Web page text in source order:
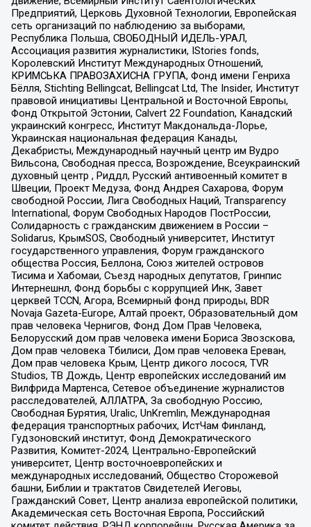
Предприятий, Церковь Духовной Технологии, Европейская
сеть организаций по наблюдению за выборами,
Республика Польша, СВОБОДНЫЙ ИДЕЛЬ-УРАЛ,
Ассоциация развития журналистики, IStories fonds,
Королевский Институт Международных Отношений,
КРИМСЬКА ПРАВОЗАХИСНА ГРУПА, Фонд имени Генриха
Бёлля, Stichting Bellingcat, Bellingcat Ltd, The Insider, Институт
правовой инициативы Центральной и Восточной Европы,
Фонд Открытой Эстонии, Calvert 22 Foundation, Канадский
украинский конгресс, Институт Макдональда-Лорье,
Украинская национальная федерация Канады,
Декабристы, Международный научный центр им Вудро
Вильсона, Свободная пресса, Возрождение, Всеукраинский
духовный центр , Риддл, Русский антивоенный комитет в
Швеции, Проект Медуза, Фонд Андрея Сахарова, Форум
свободной России, Лига Свободных Наций, Transparеncy
International, Форум Свободных Народов ПостРоссии,
Солидарность с гражданским движением в России –
Solidarus, КрымSOS, Свободный университет, Институт
государственного управления, Форум гражданского
общества Россия, Беллона, Союз жителей островов
Тисима и Хабомаи, Съезд народных депутатов, Гринпис
Интернешнл, Фонд борьбы с коррупцией Инк, Завет
церквей TCCN, Агора, Всемирный фонд природы, BDR
Novaja Gazeta-Europe, Алтай проект, Образовательный дом
прав человека Чернигов, Фонд Дом Прав Человека,
Белорусский дом прав человека имени Бориса Звозскова,
Дом прав человека Тбилиси, Дом прав человека Ереван,
Дом прав человека Крым, Центр дикого лосося, TVR
Studios, ТВ Дождь, Центр европейских исследований им
Вилфрида Мартенса, Сетевое объединение журналистов
расследователей, АЛЛАТРА, За свободную Россию,
Свободная Бурятия, Uralic, UnKremlin, Международная
федерация транспортных рабочих, ИстЧам Финланд,
Гудзоновский институт, Фонд Демократического
Развития, Комитет-2024, Центрально-Европейский
университет, Центр восточноевропейских и
международных исследований, Общество Сторожевой
башни, Библии и трактатов Свидетелей Иеговы,
Гражданский Совет, Центр анализа европейской политики,
Академическая сеть Восточная Европа, Российский